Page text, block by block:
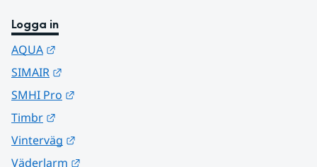
Logga in
AQUA
SIMAIR
SMHI Pro
Timbr
Vinterväg
Väderlarm